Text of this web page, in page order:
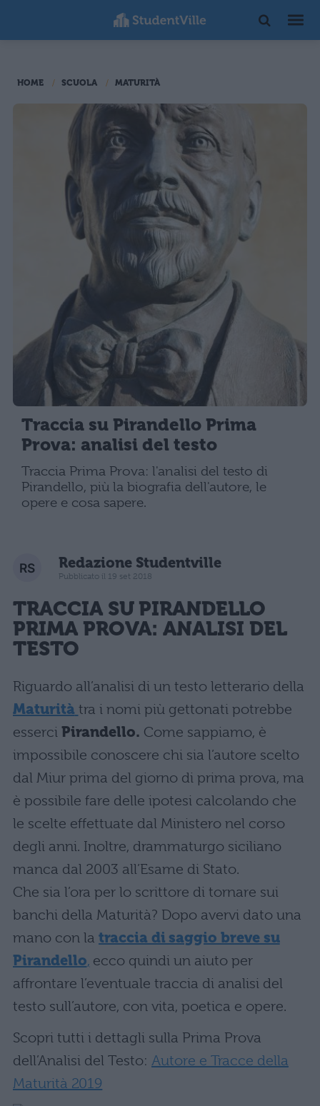
HOME SCUOLA MATURITÀ
Traccia su Pirandello Prima
Prova: analisi del testo
Traccia Prima Prova: l'analisi del testo di
Pirandello, più la biografia dell'autore, le
opere e cosa sapere.
Redazione Studentville
Pubblicato il 19 set 2018
TRACCIA SU PIRANDELLO
PRIMA PROVA: ANALISI DEL
TESTO
Riguardo all’analisi di un testo letterario della
Maturità tra i nomi più gettonati potrebbe
esserci Pirandello. Come sappiamo, è
impossibile conoscere chi sia l’autore scelto
dal Miur prima del giorno di prima prova, ma
è possibile fare delle ipotesi calcolando che
le scelte effettuate dal Ministero nel corso
degli anni. Inoltre, drammaturgo siciliano
manca dal 2003 all’Esame di Stato.
Che sia l’ora per lo scrittore di tornare sui
banchi della Maturità? Dopo avervi dato una
mano con la traccia di saggio breve su
Pirandello, ecco quindi un aiuto per
affrontare l’eventuale traccia di analisi del
testo sull’autore, con vita, poetica e opere.
Scopri tutti i dettagli sulla Prima Prova
dell’Analisi del Testo: Autore e Tracce della
Maturità 2019